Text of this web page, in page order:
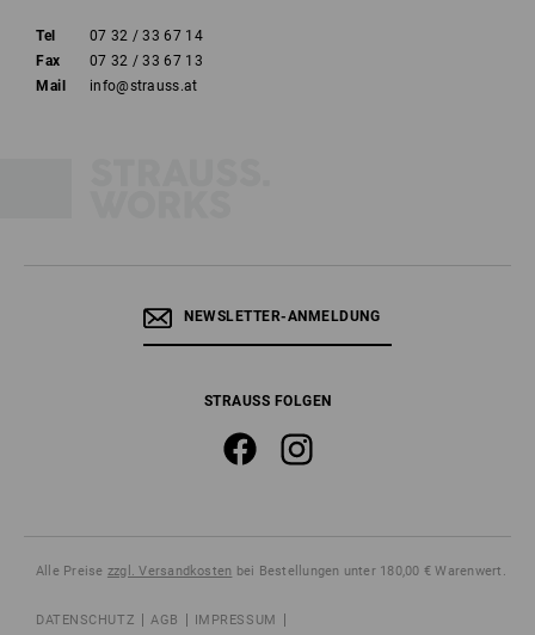
Tel
07 32 / 33 67 14
Fax
07 32 / 33 67 13
Mail
info@strauss.at
NEWSLETTER-ANMELDUNG
STRAUSS FOLGEN
Alle Preise zzgl. Versandkosten bei Bestellungen unter 180,00 € Warenwert.
DATENSCHUTZ AGB IMPRESSUM